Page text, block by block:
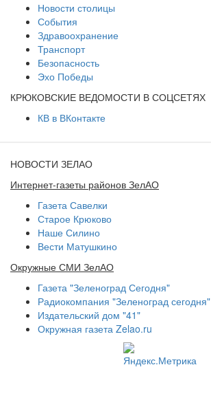
Новости столицы
События
Здравоохранение
Транспорт
Безопасность
Эхо Победы
КРЮКОВСКИЕ ВЕДОМОСТИ В СОЦСЕТЯХ
КВ в ВКонтакте
НОВОСТИ ЗЕЛАО
Интернет-газеты районов ЗелАО
Газета Савелки
Старое Крюково
Наше Силино
Вести Матушкино
Окружные СМИ ЗелАО
Газета "Зеленоград Сегодня"
Радиокомпания "Зеленоград сегодня"
Издательский дом "41"
Окружная газета Zelao.ru